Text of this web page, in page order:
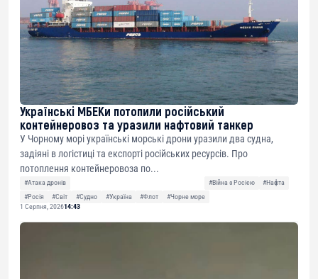
Українські МБЕКи потопили російський
контейнеровоз та уразили нафтовий танкер
У Чорному морі українські морські дрони уразили два судна,
задіяні в логістиці та експорті російських ресурсів. Про
потоплення контейнеровоза по...
#Атака дронів #Війна з Росією
#Нафта
#Росія
#Світ #Судно #Україна #Флот
#Чорне море
1 Серпня, 202614:43